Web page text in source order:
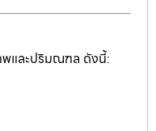
พและปริมณฑล ดังนี้: